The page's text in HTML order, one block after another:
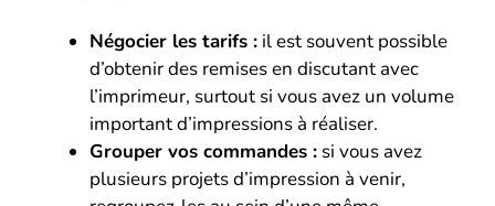
Négocier les tarifs : il est souvent possible
d’obtenir des remises en discutant avec
l’imprimeur, surtout si vous avez un volume
important d’impressions à réaliser.
Grouper vos commandes : si vous avez
plusieurs projets d’impression à venir,